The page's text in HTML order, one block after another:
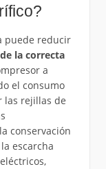
puede reducir
la correcta
a
el consumo
las rejillas de
conservación
escarcha